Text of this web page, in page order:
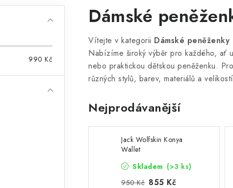
990 Kč
0
0
Dámské
Vítejte v kategorii Dámské peněženky
Nabízíme široký výběr pro každého, ať
nebo praktickou dětskou peněženku.
různých stylů, barev, materiálů a
Nejprodávanější
Jack Wolfskin Konya
Wallet
Skladem (>3 ks)
950 Kč 855 Kč